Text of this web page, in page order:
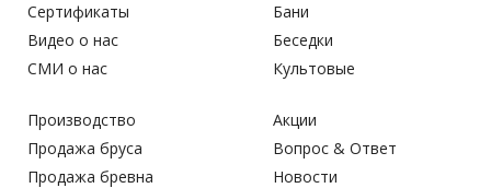
Сертификаты
Видео о нас
СМИ о нас
Бани
Беседки
Культовые
Производство
Продажа бруса
Продажа бревна
Акции
Вопрос & Ответ
Новости